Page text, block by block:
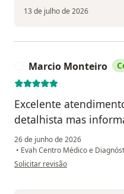
13 de julho de 2026
Marcio Monteiro
Excelente
detalhista mas
26 de junho de 2026
• Evah Centro Médico e
na opinião do utilizador Marcio
Solicitar revisão